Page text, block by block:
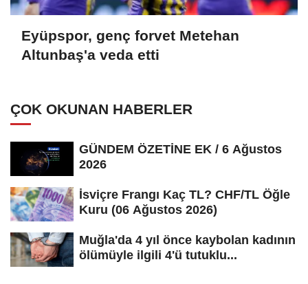
Eyüpspor, genç forvet Metehan
Altunbaş'a veda etti
ÇOK OKUNAN HABERLER
GÜNDEM ÖZETİNE EK / 6 Ağustos
2026
İsviçre Frangı Kaç TL? CHF/TL Öğle
Kuru (06 Ağustos 2026)
Muğla'da 4 yıl önce kaybolan kadının
ölümüyle ilgili 4'ü tutuklu...